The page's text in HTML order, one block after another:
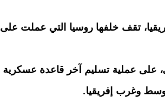
تقف خلفها روسيا التي عملت على
على عملية تسليم آخر قاعدة عسكرية
وغرب إفريقيا.